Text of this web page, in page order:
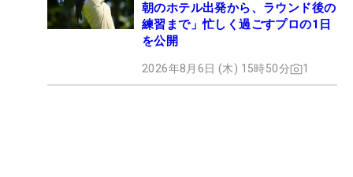
朝のホテル出発から、ラウンド後の
練習まで」忙しく過ごすプロの1日
を公開
2026年8月6日 (木) 15時50分 1